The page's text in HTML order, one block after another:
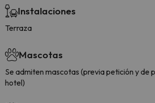
Instalaciones
Terraza
Mascotas
Se admiten mascotas (previa petición y de
hotel)